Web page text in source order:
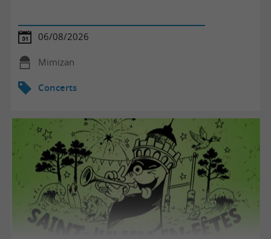
06/08/2026
Mimizan
Concerts